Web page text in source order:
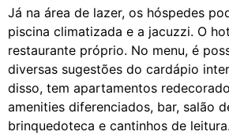
Já na área de lazer, os hóspedes
piscina climatizada e a jacuzzi. O
restaurante próprio. No menu, é
diversas sugestões do cardápio
disso, tem apartamentos
amenities diferenciados, bar, salão
brinquedoteca e cantinhos de leitura.